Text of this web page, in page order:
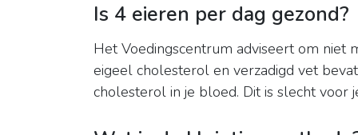
Is 4 eieren per dag gezond?
Het Voedingscentrum adviseert om niet
eigeel cholesterol en verzadigd vet
cholesterol in je bloed. Dit is slecht voor